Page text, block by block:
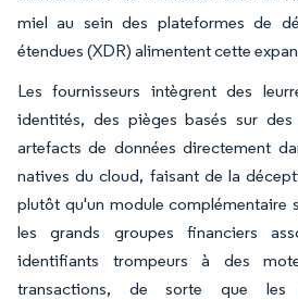
miel au sein des plateformes de
étendues (XDR) alimentent cette
Les fournisseurs intègrent des
identités, des pièges basés sur
artefacts de données directement
natives du cloud, faisant de la
plutôt qu'un module complémentaire
les grands groupes financiers
identifiants trompeurs à des
transactions, de sorte que les